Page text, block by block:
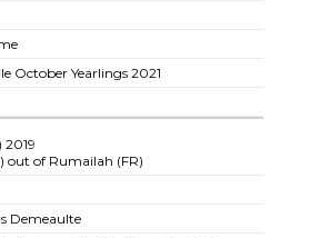
October Yearlings 2021
2019
out of Rumailah (FR)
Demeaulte